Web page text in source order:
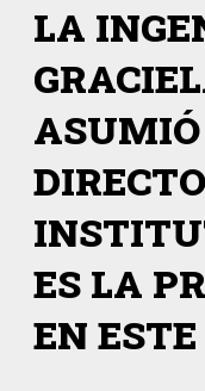
LA
ES LA
EN